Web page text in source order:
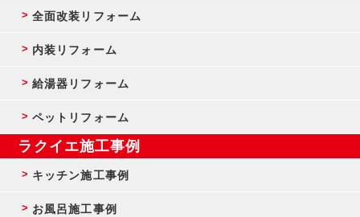
全面改装リフォーム
内装リフォーム
給湯器リフォーム
ペットリフォーム
ラクイエ施工事例
キッチン施工事例
お風呂施工事例